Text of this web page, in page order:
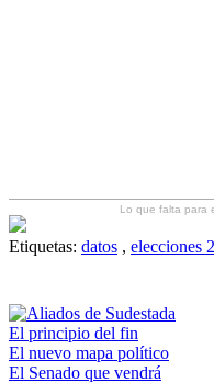
Lo que falta para
Etiquetas: datos , elecciones
El principio del fin
El nuevo mapa político
El Senado que vendrá